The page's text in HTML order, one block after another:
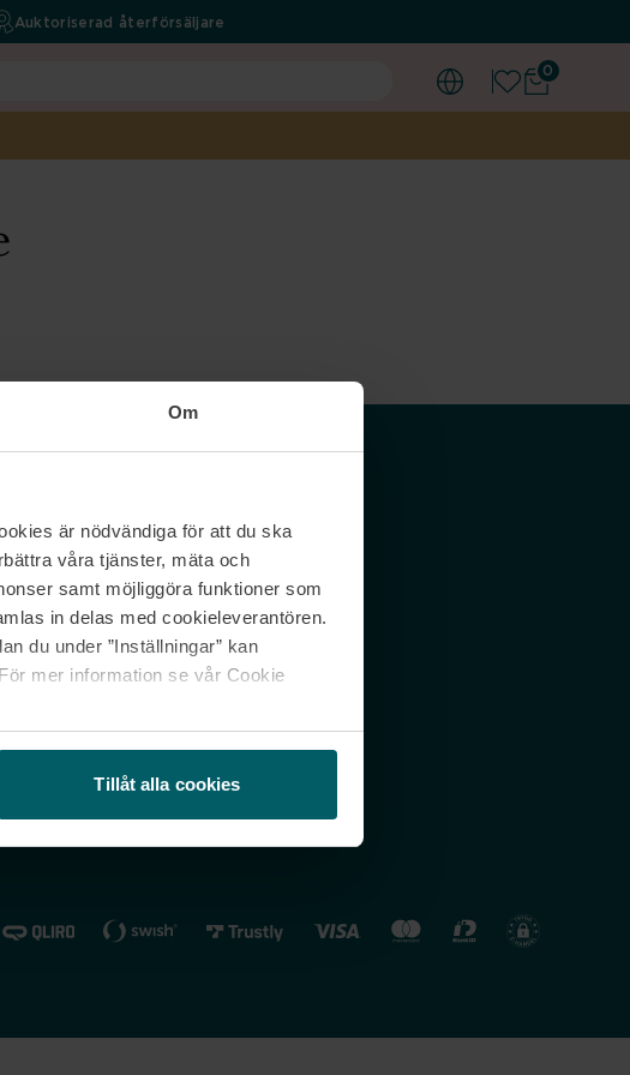
Om
är nödvändiga för att du ska
våra tjänster, mäta och
samt möjliggöra funktioner som
in delas med cookieleverantören.
du under ”Inställningar” kan
mer information se vår Cookie
Tillåt alla cookies
0
Auktoriserad återförsäljare
oss
frågor & svar
min beställning
Nordicfeel SE
Nordicfeel FI
Nordicfeel NO